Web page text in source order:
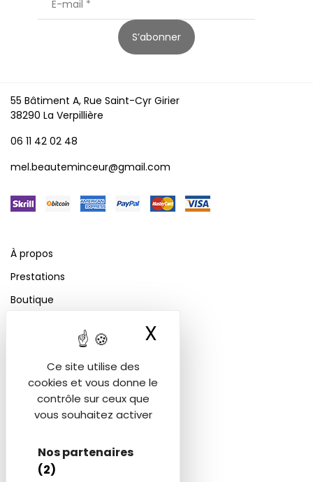
Ce site utilise des
cookies et vous donne le
contrôle sur ceux que
vous souhaitez activer
Nos partenaires
(2)
X
S’abonner
55 Bâtiment A, Rue Saint-Cyr Girier
38290 La Verpillière
06 11 42 02 48
mel.beauteminceur@gmail.com
À propos
Prestations
Boutique
Prendre rendez-vous
Avant / aprés
Vidéos
Contact